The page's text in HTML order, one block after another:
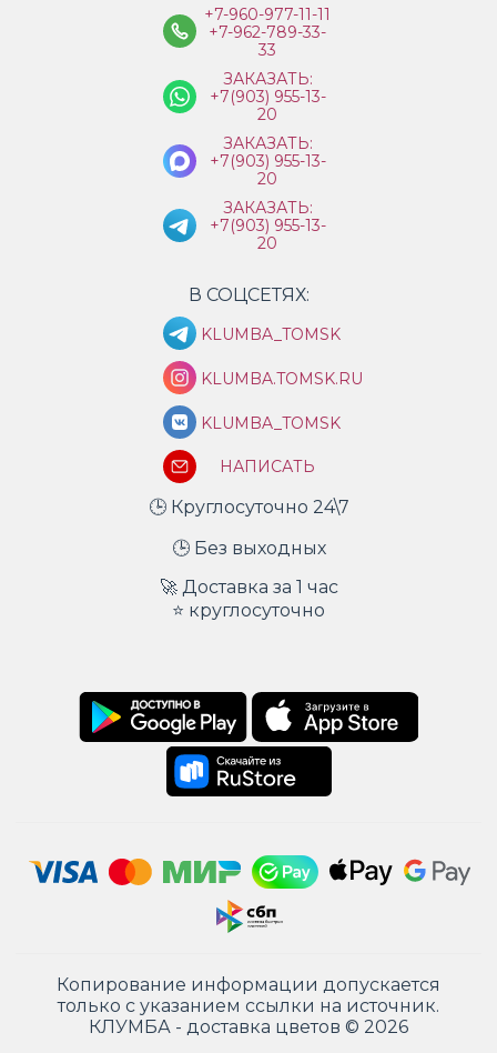
+7-960-977-11-11
+7-962-789-33-
33
ЗАКАЗАТЬ:
+7(903) 955-13-
20
ЗАКАЗАТЬ:
+7(903) 955-13-
20
ЗАКАЗАТЬ:
+7(903) 955-13-
20
В СОЦСЕТЯХ:
KLUMBA_TOMSK
KLUMBA.TOMSK.RU
KLUMBA_TOMSK
НАПИСАТЬ
🕒 Круглосуточно 24\7
🕒 Без выходных
🚀 Доставка за 1 час
⭐ круглосуточно
Копирование информации допускается
только с указанием ссылки на источник.
КЛУМБА - доставка цветов © 2026